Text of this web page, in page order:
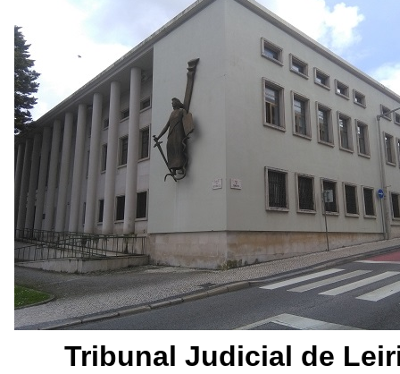
Tribunal Judicial de